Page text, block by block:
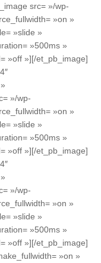
src= »/wp-
»on »
»slide »
»500ms »
»off »][/et_pb_image]
»/wp-
»on »
»slide »
»500ms »
»off »][/et_pb_image]
»/wp-
»on »
»slide »
»500ms »
»off »][/et_pb_image]
»on »